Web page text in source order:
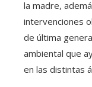
la madre,
intervenciones
de última
ambiental que
en las distintas